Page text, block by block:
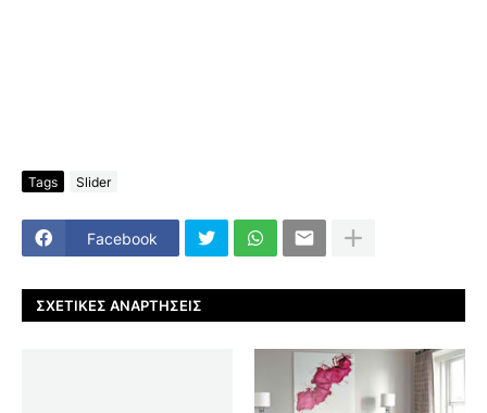
Tags Slider
Facebook
ΣΧΕΤΙΚΈΣ ΑΝΑΡΤΉΣΕΙΣ